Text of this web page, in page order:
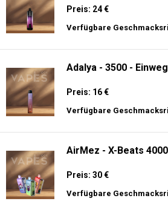
Preis: 24 €
Verfügbare
Adalya - 3500 -
Preis: 16 €
Verfügbare
AirMez - X-Beats
Preis: 30 €
Verfügbare